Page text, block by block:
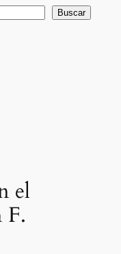
Buscar
el
F.